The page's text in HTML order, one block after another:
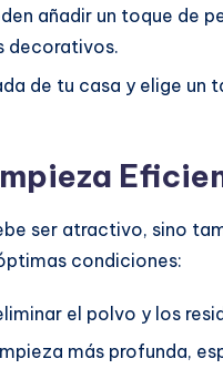
añadir un toque de
decorativos.
de tu casa y elige un
ser atractivo, sino
condiciones:
el polvo y los
más profunda,